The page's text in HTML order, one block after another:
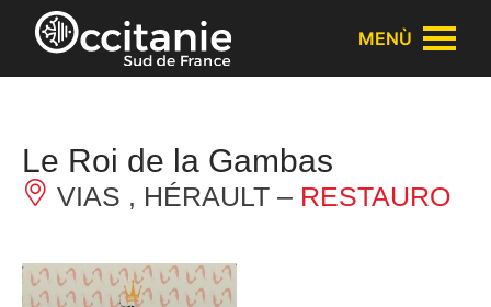
Pannello di gestione dei cookies
MENÙ
Le Roi de la Gambas
VIAS , HÉRAULT – RESTAURO